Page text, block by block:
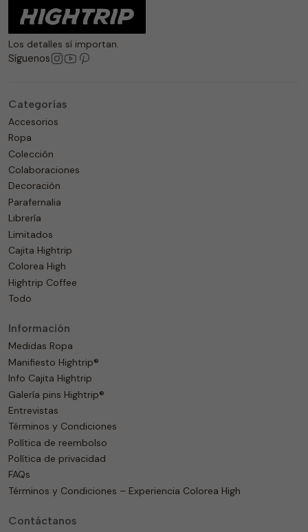
Los detalles sí importan.
Síguenos
Categorías
Accesorios
Ropa
Colección
Colaboraciones
Decoración
Parafernalia
Librería
Limitados
Cajita Hightrip
Colorea High
Hightrip Coffee
Todo
Información
Medidas Ropa
Manifiesto Hightrip®
Info Cajita Hightrip
Galería pins Hightrip®
Entrevistas
Términos y Condiciones
Política de reembolso
Política de privacidad
FAQs
Términos y Condiciones – Experiencia Colorea High
Contáctanos